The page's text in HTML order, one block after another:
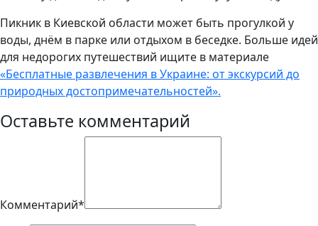
Пикник в Киевской области может быть прогулкой у
воды, днём в парке или отдыхом в беседке. Больше идей
для недорогих путешествий ищите в материале
«Бесплатные развлечения в Украине: от экскурсий до
природных достопримечательностей».
Оставьте комментарий
Комментарий*